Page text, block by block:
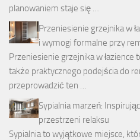
planowaniem staje się …
Przeniesienie grzejnika w
i wymogi formalne przy
Przeniesienie grzejnika w
także praktycznego podejścia do
przeprowadzić ten …
Sypialnia marzeń:
przestrzeni relaksu
Sypialnia to wyjątkowe miejsce,